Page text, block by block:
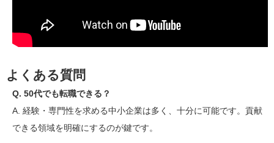
よくある質問
Q. 50代でも転職できる？
A. 経験・専門性を求める中小企業は多く、十分に可能です。貢献
できる領域を明確にするのが鍵です。